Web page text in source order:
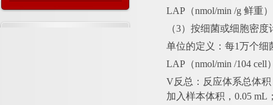
LAP（nmol/min /g 鲜重
（3）按细菌或细胞密度
单位的定义：每1万个细
LAP（nmol/min /104
V反总：反应体系总体积
加入样本体积，0.05 mL